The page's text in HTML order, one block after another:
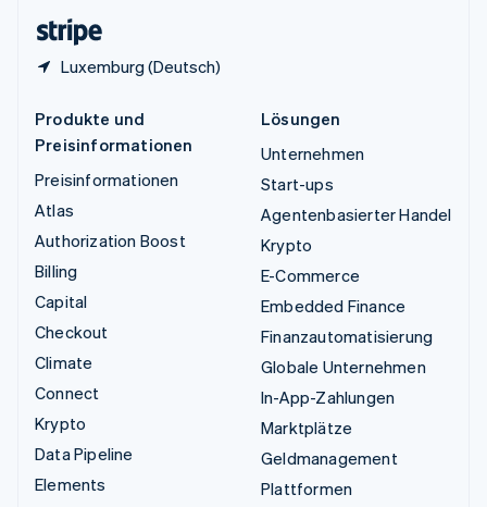
Luxemburg (Deutsch)
Produkte und
Preisinformationen
Preisinformationen
Atlas
Authorization Boost
Billing
Capital
Checkout
Climate
Connect
Krypto
Data Pipeline
Elements
Lösungen
Unternehmen
Start-ups
Agentenbasierter Handel
Krypto
E-Commerce
Embedded Finance
Finanzautomatisierung
Globale Unternehmen
In-App-Zahlungen
Marktplätze
Geldmanagement
Plattformen